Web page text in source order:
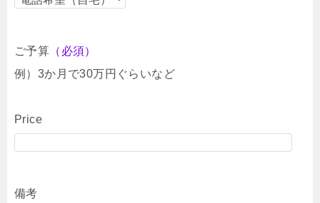
ご予算 （必須）
例）3か月で30万円ぐらいなど
Price
備考